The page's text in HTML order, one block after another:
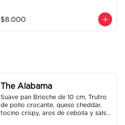
$8.000
The Alabama
Suave pan Brioche de 10 cm, Trutro
de pollo crocante, queso cheddar,
tocino crispy, aros de cebolla y salsa